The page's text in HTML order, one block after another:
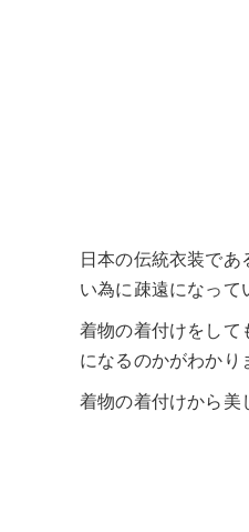
日本の伝統衣装で
い為に疎遠になって
着物の着付けをして
になるのかがわかり
着物の着付けから美